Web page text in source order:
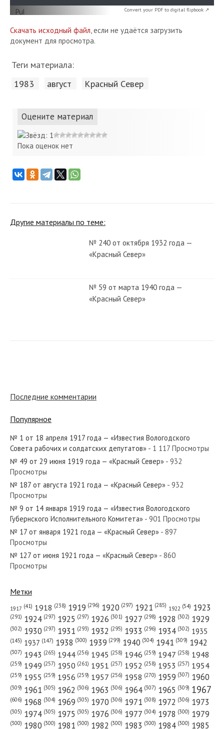
Convert your PDF to digital flipbook ↗
Скачать исходный файл, если не удаётся загрузить
документ для просмотра.
Теги материала:
1983 август Красный Cевер
Оцените материал
Пока оценок нет
Другие материалы по теме:
№ 240 от октября 1932 года —
«Красный Север»
№ 59 от марта 1940 года —
«Красный Север»
№ 148 от июня 1937 года —
№ 250 от октября 1965 года —
«Красный Север»
№ 264 от ноября 1968 года —
Последние комментарии
Популярное
№ 1 от 18 апреля 1917 года — «Известия Вологодского
Совета рабочих и солдатских депутатов» - 1 117 Просмотры
№ 49 от 29 июня 1919 года — «Красный Север» - 932
Просмотры
№ 187 от августа 1921 года — «Красный Север» - 932
Просмотры
№ 9 от 14 января 1919 года — «Известия Вологодского
Губернского Исполнительного Комитета» - 901 Просмотры
№ 17 от января 1921 года — «Красный Север» - 897
Просмотры
№ 127 от июня 1921 года — «Красный Север» - 860
Просмотры
Метки
1917 (41) 1918 (238) 1919 (296) 1920 (297) 1921 (285) 1922 (54) 1923
(291) 1924 (297) 1925 (297) 1926 (301) 1927 (298) 1928 (302) 1929
(302) 1930 (297) 1931 (293) 1932 (295) 1933 (296) 1934 (302) 1935
(145) 1937 (147) 1938 (300) 1939 (299) 1940 (304) 1941 (309) 1942
(307) 1943 (265) 1944 (256) 1945 (258) 1946 (259) 1947 (258) 1948
(259) 1949 (257) 1950 (261) 1951 (257) 1952 (258) 1953 (257) 1954
(259) 1955 (259) 1956 (259) 1957 (256) 1958 (270) 1959 (307) 1960
(309) 1961 (305) 1962 (306) 1963 (306) 1964 (307) 1965 (309) 1967
(606) 1968 (304) 1969 (305) 1970 (306) 1971 (308) 1972 (306) 1973
(305) 1974 (305) 1975 (305) 1976 (306) 1977 (304) 1978 (300) 1979
(300) 1980 (300) 1981 (300) 1982 (300) 1983 (300) 1984 (300) 1985